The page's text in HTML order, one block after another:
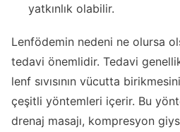
yatkınlık olabilir.
Lenfödemin nedeni ne olursa
tedavi önemlidir. Tedavi
lenf sıvısının vücutta
çeşitli yöntemleri içerir. Bu
drenaj masajı, kompresyon